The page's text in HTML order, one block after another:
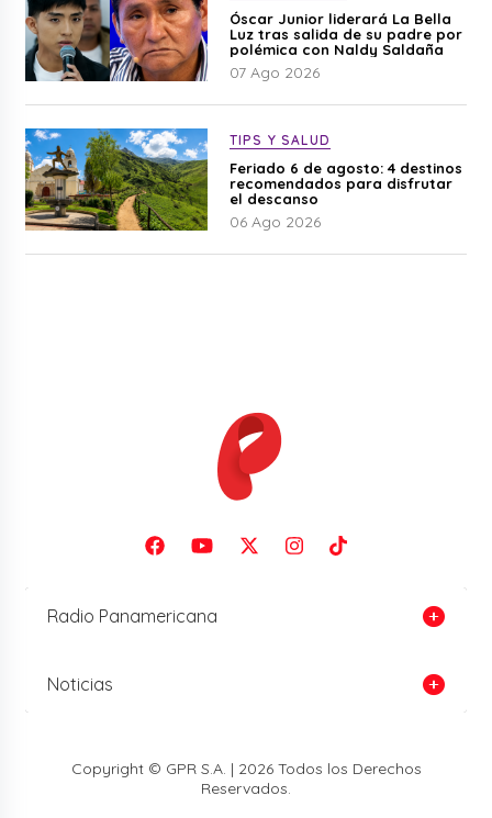
Óscar Junior liderará La Bella
Luz tras salida de su padre por
polémica con Naldy Saldaña
07 Ago 2026
TIPS Y SALUD
Feriado 6 de agosto: 4 destinos
recomendados para disfrutar
el descanso
06 Ago 2026
Radio Panamericana
Noticias
Copyright © GPR S.A. | 2026 Todos los Derechos
Reservados.